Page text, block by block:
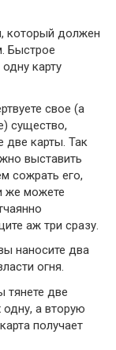
который должен
Быстрое
карту
свое (а
существо,
две карты. Так
выставить
сожрать его,
же можете
аж три сразу.
наносите два
огня.
тянете две
одну, а вторую
получает